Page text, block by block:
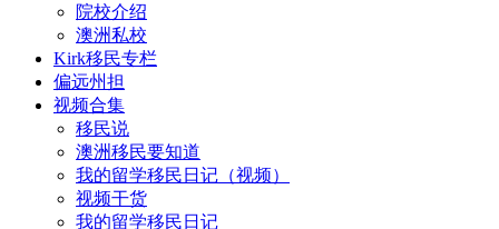
院校介绍
澳洲私校
Kirk移民专栏
偏远州担
视频合集
移民说
澳洲移民要知道
我的留学移民日记（视频）
视频干货
我的留学移民日记